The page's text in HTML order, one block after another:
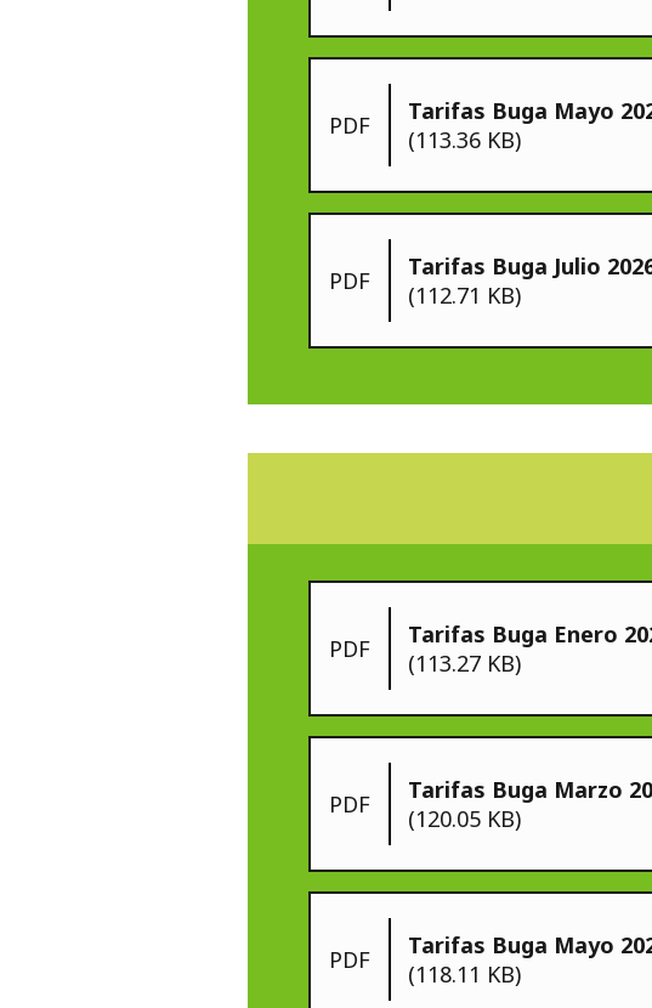
PDF
Tarifas Buga Mayo
(113.36 KB)
PDF
Tarifas Buga Julio
(112.71 KB)
PDF
Tarifas Buga Enero
(113.27 KB)
PDF
Tarifas Buga Marzo
(120.05 KB)
PDF
Tarifas Buga Mayo
(118.11 KB)